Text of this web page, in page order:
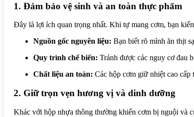
1. Đảm bảo vệ sinh và an toàn thực phẩm
Đây là lợi ích quan trọng nhất. Khi tự mang cơm, bạn
Nguồn gốc nguyên liệu: Bạn biết rõ mình ăn thịt
Quy trình chế biến: Tránh được các nguy cơ đau
Chất liệu an toàn: Các hộp cơm giữ nhiệt cao
2. Giữ trọn vẹn hương vị và dinh dưỡng
Khác với hộp nhựa thông thường khiến cơm bị nguội và